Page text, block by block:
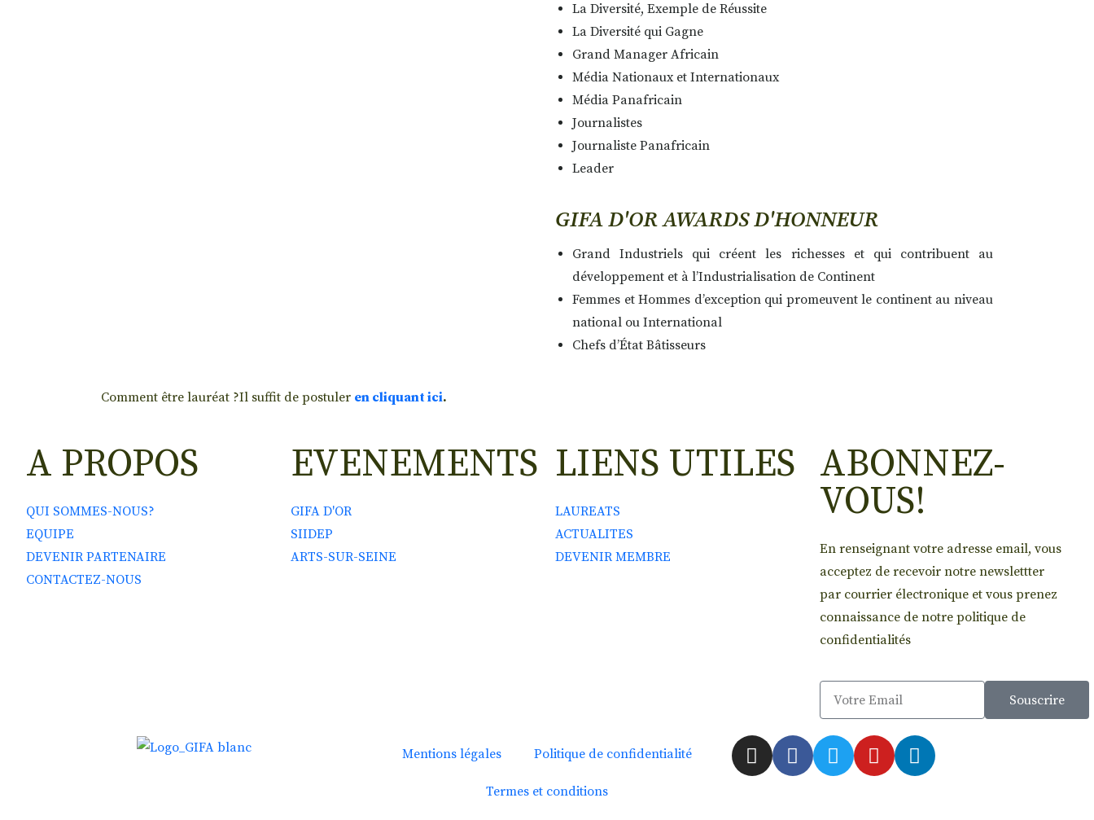
La Diversité, Exemple de Réussite
La Diversité qui Gagne
Grand Manager Africain
Média Nationaux et Internationaux
Média Panafricain
Journalistes
Journaliste Panafricain
Leader
GIFA D'OR AWARDS D'HONNEUR
Grand Industriels qui créent les richesses et qui contribuent au
développement et à l’Industrialisation de Continent
Femmes et Hommes d’exception qui promeuvent le continent au niveau
national ou International
Chefs d’État Bâtisseurs
Comment être lauréat ?Il suffit de postuler en cliquant ici.
A PROPOS
QUI SOMMES-NOUS?
EQUIPE
DEVENIR PARTENAIRE
CONTACTEZ-NOUS
EVENEMENTS
GIFA D'OR
SIIDEP
ARTS-SUR-SEINE
LIENS UTILES
LAUREATS
ACTUALITES
DEVENIR MEMBRE
ABONNEZ-
VOUS!
En renseignant votre adresse email, vous
acceptez de recevoir notre newslettter
par courrier électronique et vous prenez
connaissance de notre politique de
confidentialités
Souscrire
Mentions légales Politique de confidentialité
Termes et conditions